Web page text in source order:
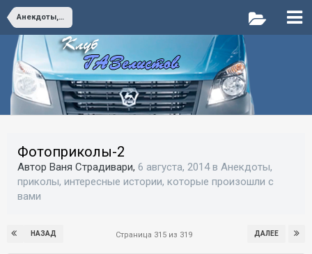
Анекдоты, приколы, интересные истории, которые произошли с вами
Фотоприколы-2
Автор Ваня Страдивари, 6 августа, 2014в Анекдоты,
приколы, интересные истории, которые произошли с
вами
НАЗАД ДАЛЕЕ
Страница 315 из 319